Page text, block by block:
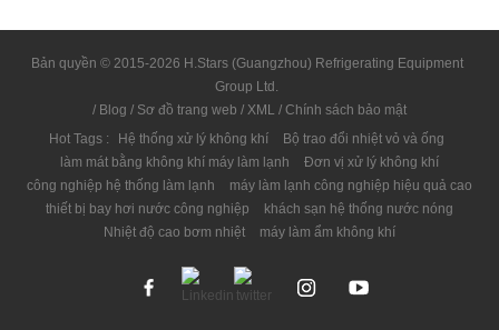
Bản quyền © 2015-2026 H.Stars (Guangzhou) Refrigerating Equipment
Group Ltd.
/ Blog / Sơ đồ trang web / XML / Chính sách bảo mật
Hot Tags :
Hệ thống xử lý không khí
Bộ trao đổi nhiệt vỏ và ống
làm mát bằng không khí máy làm lạnh
Đơn vị xử lý không khí
công nghiệp hệ thống làm lạnh
máy làm lạnh công nghiệp hiệu quả cao
thiết bị bay hơi nước công nghiệp
khách sạn hệ thống nước nóng
Nhiệt độ cao bơm nhiệt
máy làm ẩm không khí